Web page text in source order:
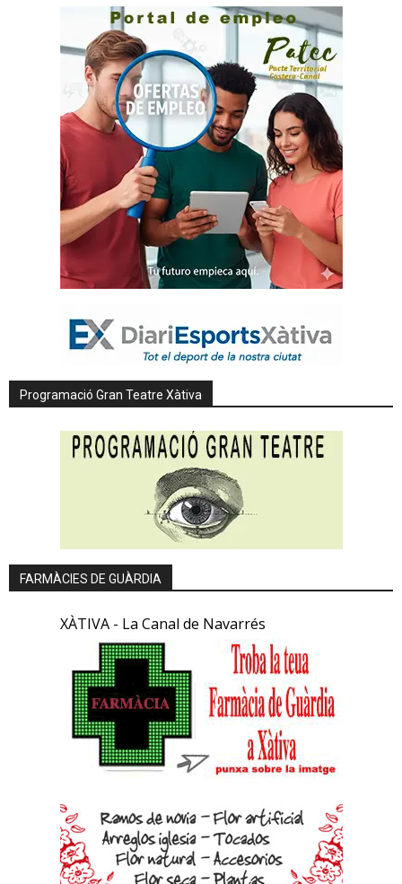
Programació Gran Teatre Xàtiva
FARMÀCIES DE GUÀRDIA
XÀTIVA - La Canal de Navarrés